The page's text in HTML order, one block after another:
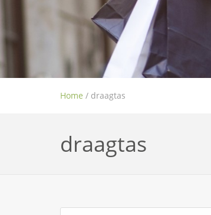
Home / draagtas
draagtas